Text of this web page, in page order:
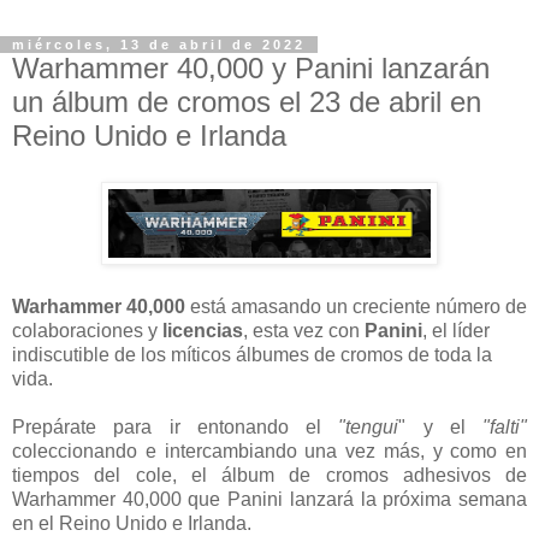
miércoles, 13 de abril de 2022
Warhammer 40,000 y Panini lanzarán
un álbum de cromos el 23 de abril en
Reino Unido e Irlanda
Warhammer 40,000 está amasando un creciente número de
colaboraciones y licencias, esta vez con Panini, el líder
indiscutible de los míticos álbumes de cromos de toda la
vida.
Prepárate para ir entonando el "tengui" y el "falti"
coleccionando e intercambiando una vez más, y como en
tiempos del cole, el álbum de cromos adhesivos de
Warhammer 40,000 que Panini lanzará la próxima semana
en el Reino Unido e Irlanda.